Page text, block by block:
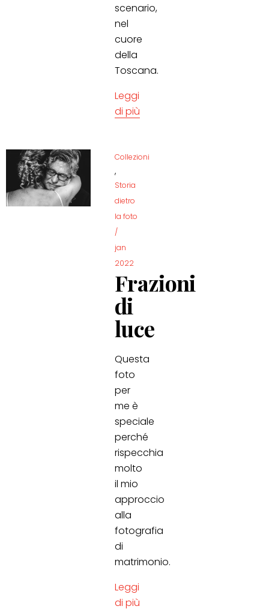
scenario,
nel
cuore
della
Toscana.
Leggi
di più
Collezioni
,
Storia
dietro
la foto
/
jan
2022
Frazioni
di
luce
Questa
foto
per
me è
speciale
perché
rispecchia
molto
il mio
approccio
alla
fotografia
di
matrimonio.
Leggi
di più